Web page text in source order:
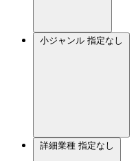
小ジャンル 指定なし
詳細業種 指定なし